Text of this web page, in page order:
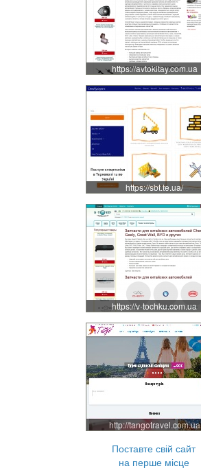
https://avtokitay.com.ua
https://sbt.te.ua/
https://v-tochku.com.ua
http://tangotravel.com.ua
Поставте свій сайт
на перше місце